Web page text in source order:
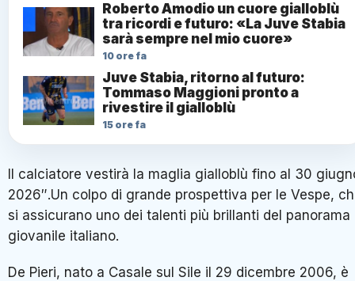
Roberto Amodio un cuore gialloblù
tra ricordi e futuro: «La Juve Stabia
sarà sempre nel mio cuore»
10 ore fa
Juve Stabia, ritorno al futuro:
Tommaso Maggioni pronto a
rivestire il gialloblù
15 ore fa
Il calciatore vestirà la maglia gialloblù fino al 30
2026″.Un colpo di grande prospettiva per le Vespe,
si assicurano uno dei talenti più brillanti del panorama
giovanile italiano.
De Pieri, nato a Casale sul Sile il 29 dicembre 2006, è